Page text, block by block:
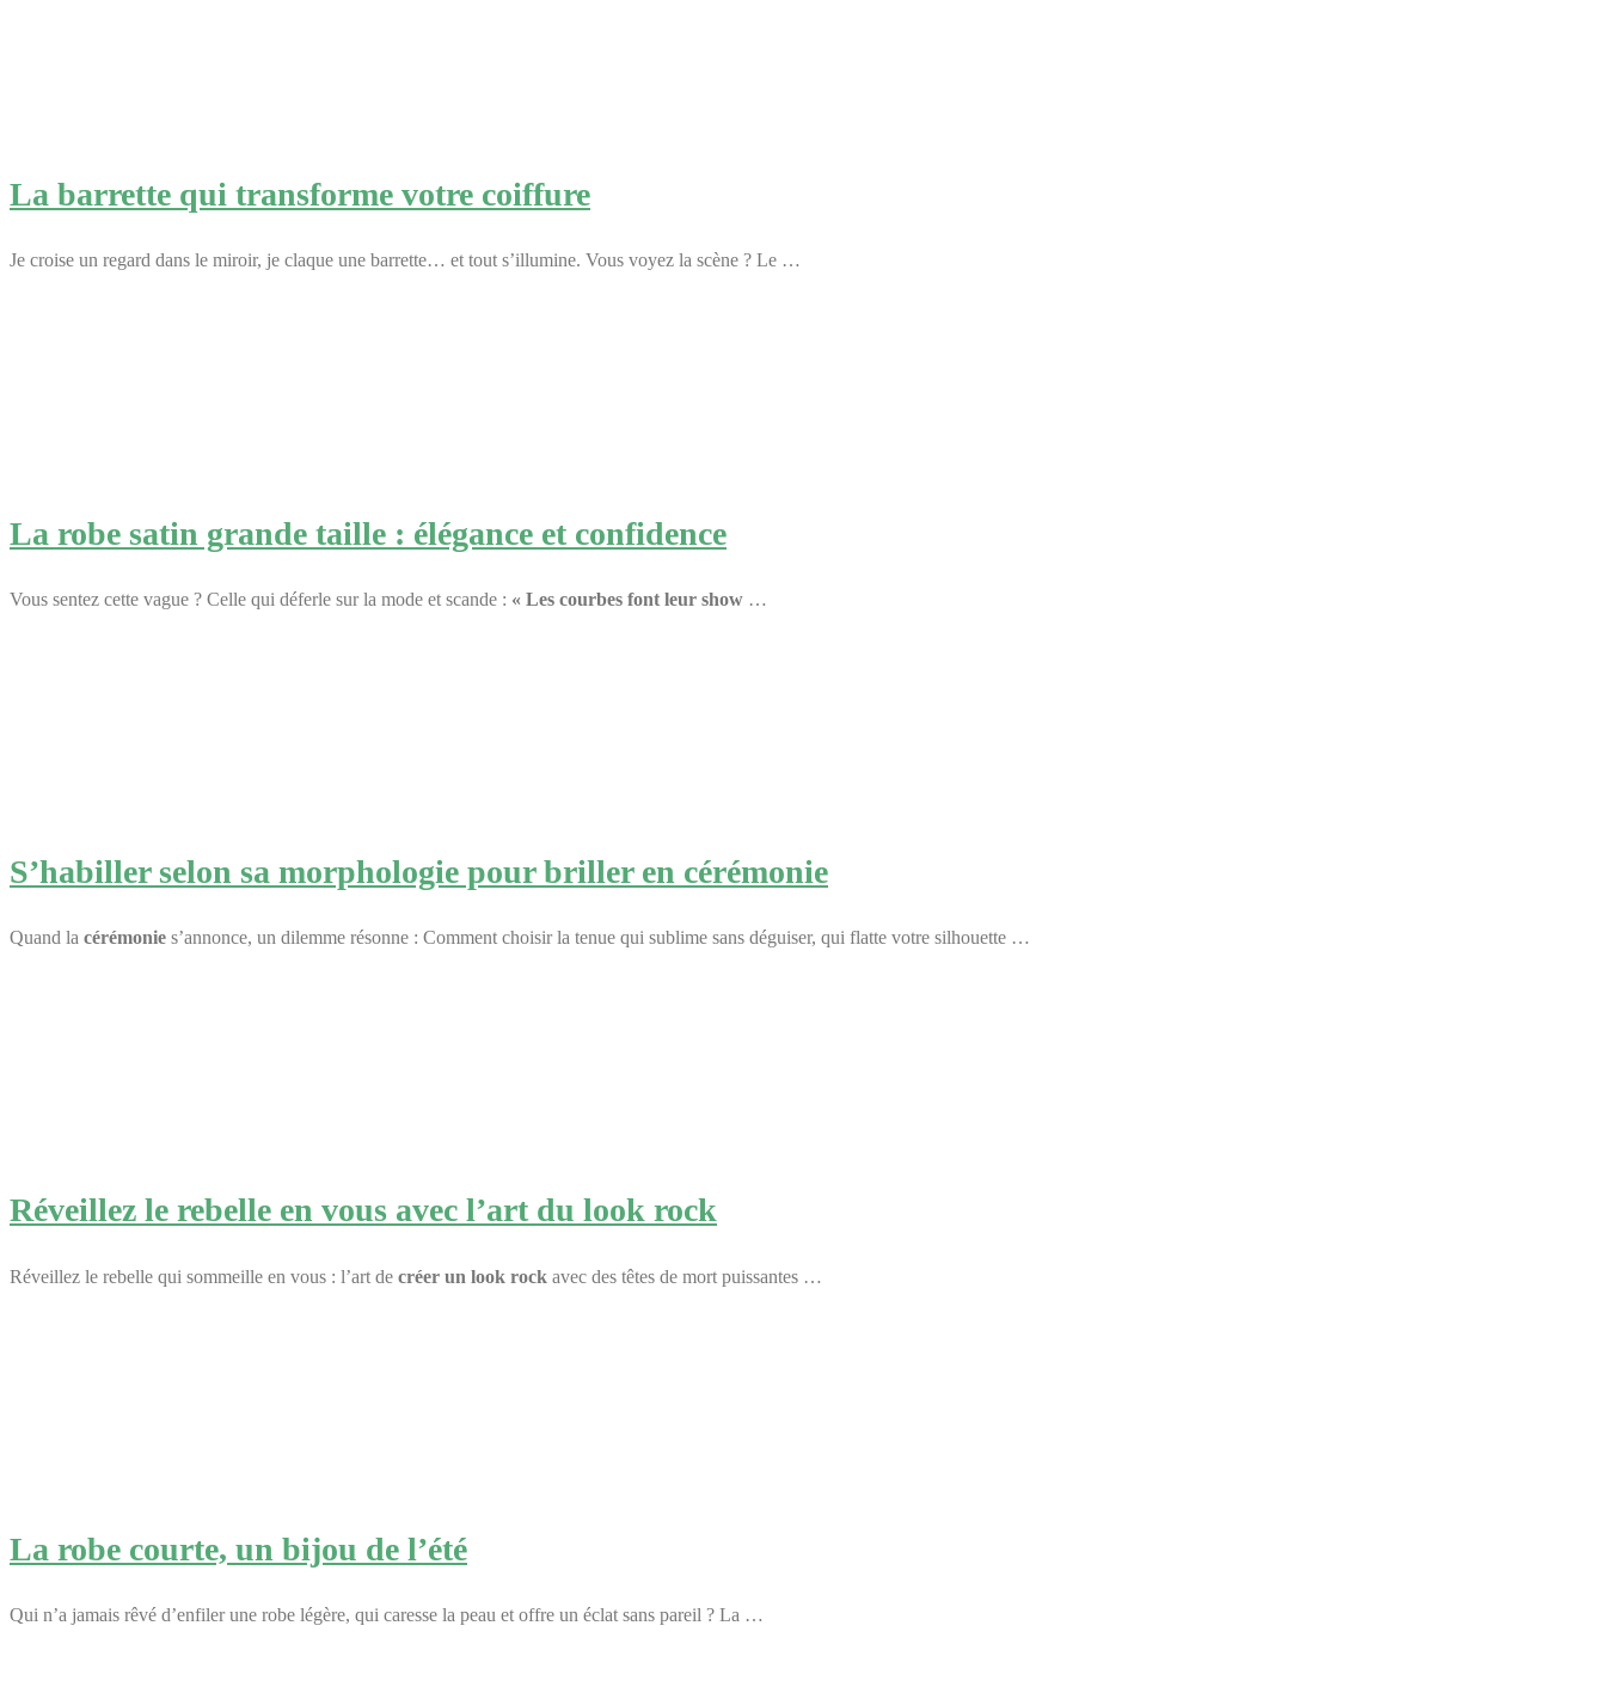
La barrette qui transforme votre coiffure
Je croise un regard dans le miroir, je claque une barrette… et tout s’illumine. Vous voyez la scène ? Le …
La robe satin grande taille : élégance et confidence
Vous sentez cette vague ? Celle qui déferle sur la mode et scande : « Les courbes font leur show …
S’habiller selon sa morphologie pour briller en cérémonie
Quand la cérémonie s’annonce, un dilemme résonne : Comment choisir la tenue qui sublime sans déguiser, qui flatte votre silhouette …
Réveillez le rebelle en vous avec l’art du look rock
Réveillez le rebelle qui sommeille en vous : l’art de créer un look rock avec des têtes de mort puissantes …
La robe courte, un bijou de l’été
Qui n’a jamais rêvé d’enfiler une robe légère, qui caresse la peau et offre un éclat sans pareil ? La …